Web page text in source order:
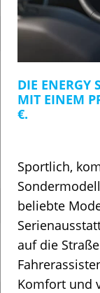
DIE ENERGY
MIT EINEM
€.
Sportlich,
beliebte
auf die
Komfort und